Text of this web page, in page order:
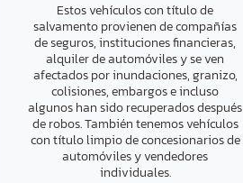
Estos vehículos con título de
salvamento provienen de compañías
de seguros, instituciones financieras,
alquiler de automóviles y se ven
afectados por inundaciones, granizo,
colisiones, embargos e incluso
algunos han sido recuperados después
de robos. También tenemos vehículos
con título limpio de concesionarios de
automóviles y vendedores
individuales.